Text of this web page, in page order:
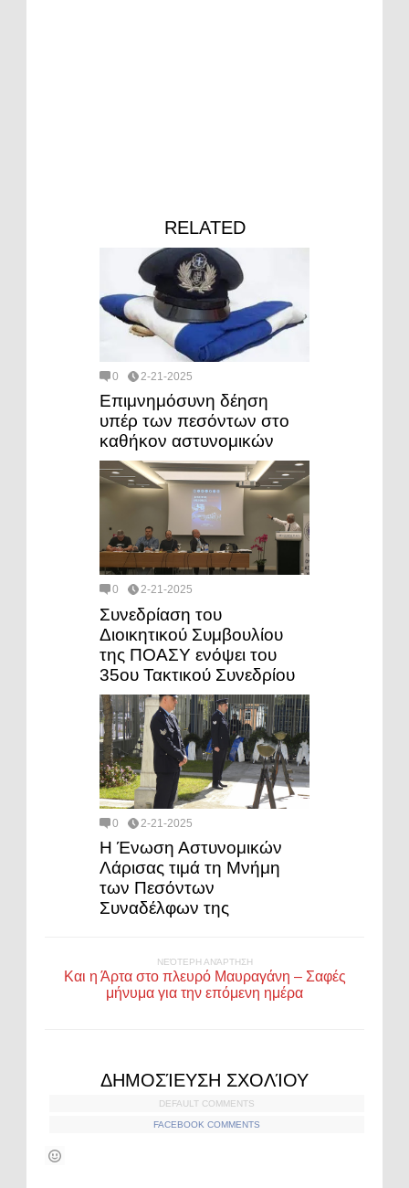
RELATED
0 2-21-2025
Επιμνημόσυνη δέηση
υπέρ των πεσόντων στο
καθήκον αστυνομικών
0 2-21-2025
Συνεδρίαση του
Διοικητικού Συμβουλίου
της ΠΟΑΣΥ ενόψει του
35ου Τακτικού Συνεδρίου
0 2-21-2025
Η Ένωση Αστυνομικών
Λάρισας τιμά τη Μνήμη
των Πεσόντων
Συναδέλφων της
ΝΕΌΤΕΡΗ ΑΝΆΡΤΗΣΗ
Και η Άρτα στο πλευρό Μαυραγάνη – Σαφές
μήνυμα για την επόμενη ημέρα
ΔΗΜΟΣΊΕΥΣΗ ΣΧΟΛΊΟΥ
DEFAULT COMMENTS
FACEBOOK COMMENTS